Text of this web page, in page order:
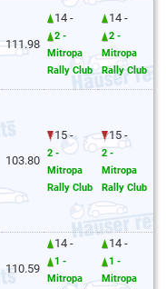
111.98
14 -
2 -
Mitropa
Rally Club
14 -
2 -
Mitropa
Rally Club
103.80
15 -
2 -
Mitropa
Rally Club
15 -
2 -
Mitropa
Rally Club
110.59
14 -
1 -
Mitropa
14 -
1 -
Mitropa